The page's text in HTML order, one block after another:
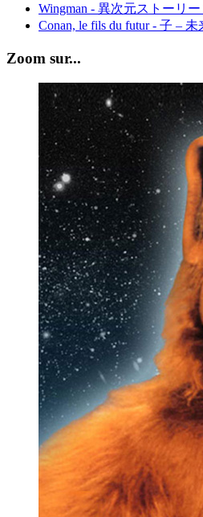
Wingman - 異次元ストーリー
Conan, le fils du futur - 子 –
Zoom sur...